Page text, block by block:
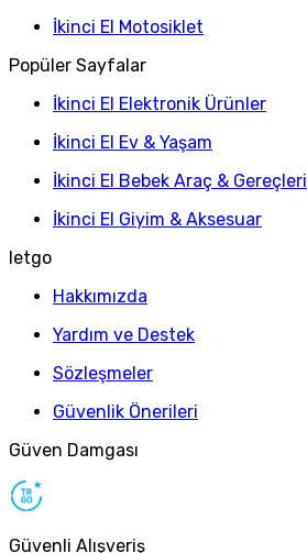
İkinci El Motosiklet
Popüler Sayfalar
İkinci El Elektronik Ürünler
İkinci El Ev & Yaşam
İkinci El Bebek Araç & Gereçleri
İkinci El Giyim & Aksesuar
letgo
Hakkımızda
Yardım ve Destek
Sözleşmeler
Güvenlik Önerileri
Güven Damgası
Güvenli Alışveriş